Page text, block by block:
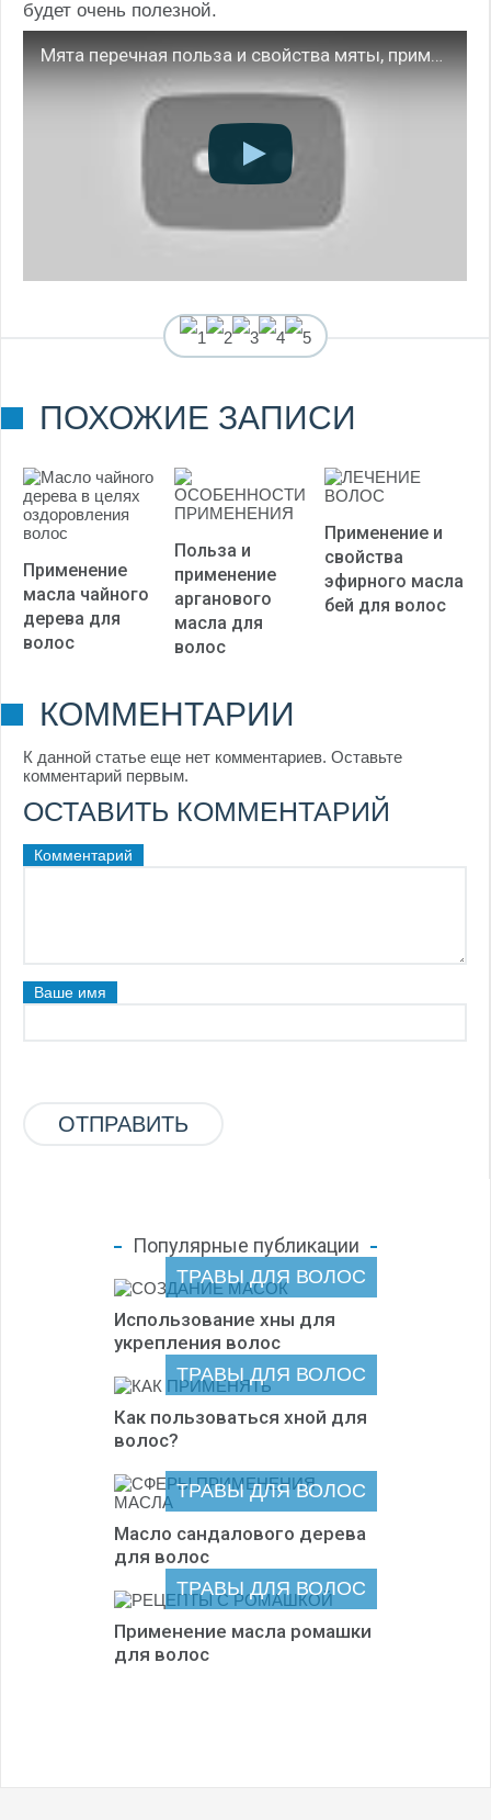
будет очень полезной.
Мята перечная польза и свойства мяты, применение мяты
ПОХОЖИЕ ЗАПИСИ
Применение
масла чайного
дерева для
волос
Польза и
применение
арганового
масла для
волос
Применение и
свойства
эфирного масла
бей для волос
КОММЕНТАРИИ
К данной статье еще нет комментариев. Оставьте
комментарий первым.
ОСТАВИТЬ КОММЕНТАРИЙ
Комментарий
Ваше имя
Популярные публикации
ТРАВЫ ДЛЯ ВОЛОС
Использование хны для
укрепления волос
ТРАВЫ ДЛЯ ВОЛОС
Как пользоваться хной для
волос?
ТРАВЫ ДЛЯ ВОЛОС
Масло сандалового дерева
для волос
ТРАВЫ ДЛЯ ВОЛОС
Применение масла ромашки
для волос